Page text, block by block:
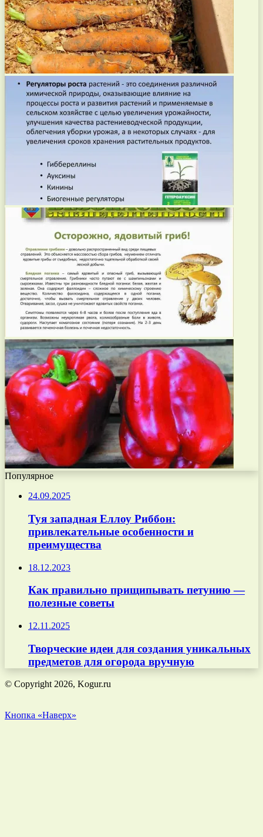
Популярное
24.09.2025
Туя западная Еллоу Риббон:
привлекательные особенности и
преимущества
18.12.2023
Как правильно прищипывать петунию —
полезные советы
12.11.2025
Творческие идеи для создания уникальных
предметов для огорода вручную
© Copyright 2026, Kogur.ru
Кнопка «Наверх»